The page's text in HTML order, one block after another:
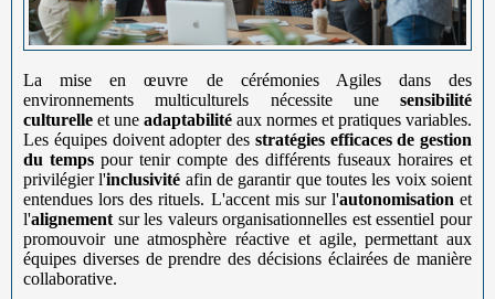
La mise en œuvre de cérémonies Agiles dans des
environnements multiculturels nécessite une sensibilité
culturelle et une adaptabilité aux normes et pratiques variables.
Les équipes doivent adopter des stratégies efficaces de gestion
du temps pour tenir compte des différents fuseaux horaires et
privilégier l'inclusivité afin de garantir que toutes les voix soient
entendues lors des rituels. L'accent mis sur l'autonomisation et
l'alignement sur les valeurs organisationnelles est essentiel pour
promouvoir une atmosphère réactive et agile, permettant aux
équipes diverses de prendre des décisions éclairées de manière
collaborative.